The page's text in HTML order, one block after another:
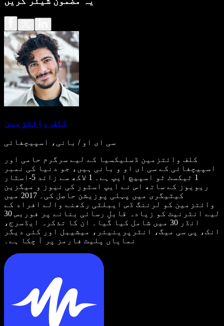
کلف وائتزمین
سی ای او / بانی، اسپیچفائی
کلف وائتزمین ڈسلیکسیا کے لیے سرگرم حامی اور
اسپیچفائی کے سی ای او و بانی ہیں، جو دنیا کی نمبر
1 ٹیکسٹ ٹو اسپیچ ایپ ہے۔ 1 لاکھ سے زائد 5-اسٹار
ریویوز کے ساتھ اس نے ایپ اسٹور کی نیوز و میگزین
کیٹیگری میں پہلی پوزیشن حاصل کی۔ 2017 میں
وائتزمین کو لرننگ ڈس ایبلٹی رکھنے والے افراد کے
لیے انٹرنیٹ کو زیادہ قابلِ رسائی بنانے پر فوربس 30
انڈر 30 میں شامل کیا گیا۔ ان کا تذکرہ ایڈسرج،
انک، پی سی میگ، انٹرپرینیئر، میشیبل اور کئی دیگر
نمایاں پلیٹ فارمز پر آ چکا ہے۔